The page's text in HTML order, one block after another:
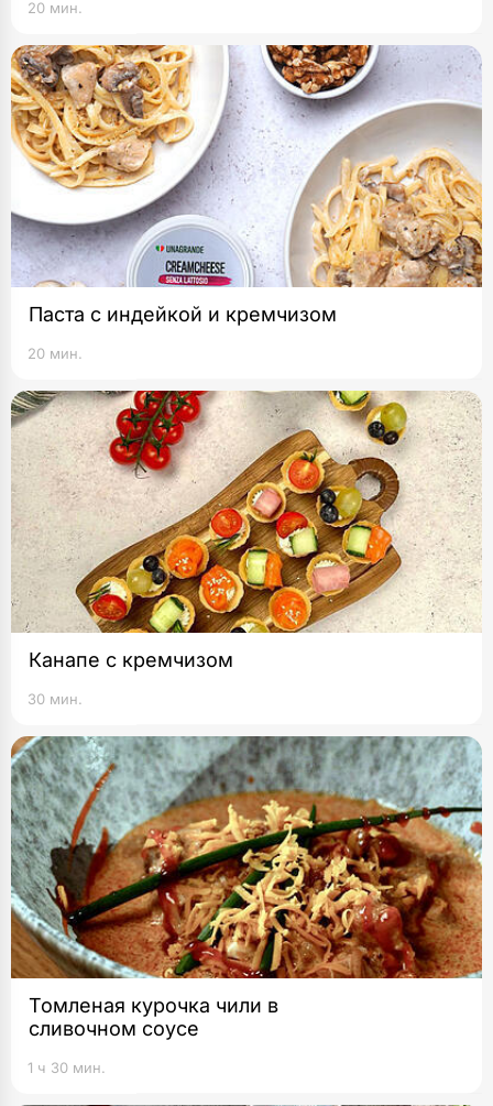
20 мин.
Паста с индейкой и кремчизом
20 мин.
Канапе с кремчизом
30 мин.
Томленая курочка чили в
сливочном соусе
1 ч 30 мин.